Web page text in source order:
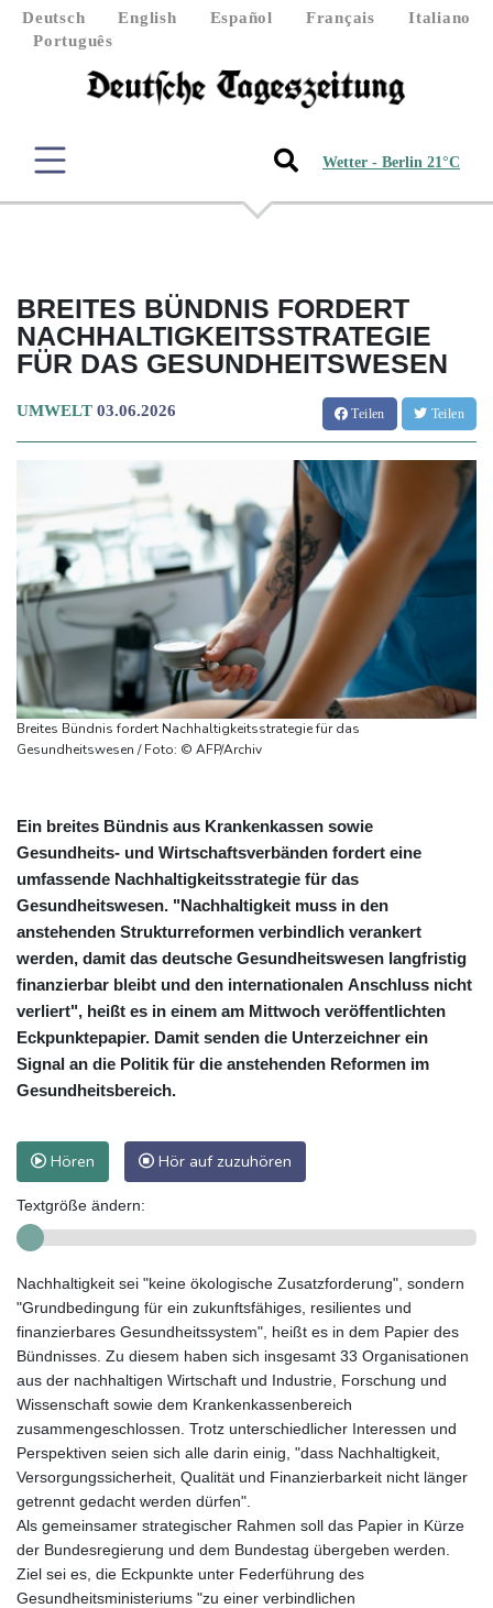
Deutsch English Español Français
Italiano
Português
Wetter - Berlin 21°C
BREITES BÜNDNIS FORDERT
NACHHALTIGKEITSSTRATEGIE
FÜR DAS GESUNDHEITSWESEN
UMWELT 03.06.2026 Teilen Teilen
Breites Bündnis fordert Nachhaltigkeitsstrategie für das
Gesundheitswesen / Foto: © AFP/Archiv
Ein breites Bündnis aus Krankenkassen sowie
Gesundheits- und Wirtschaftsverbänden fordert eine
umfassende Nachhaltigkeitsstrategie für das
Gesundheitswesen. "Nachhaltigkeit muss in den
anstehenden Strukturreformen verbindlich verankert
werden, damit das deutsche Gesundheitswesen langfristig
finanzierbar bleibt und den internationalen Anschluss nicht
verliert", heißt es in einem am Mittwoch veröffentlichten
Eckpunktepapier. Damit senden die Unterzeichner ein
Signal an die Politik für die anstehenden Reformen im
Gesundheitsbereich.
Hören Hör auf zuzuhören
Textgröße ändern:
Nachhaltigkeit sei "keine ökologische Zusatzforderung", sondern
"Grundbedingung für ein zukunftsfähiges, resilientes und
finanzierbares Gesundheitssystem", heißt es in dem Papier des
Bündnisses. Zu diesem haben sich insgesamt 33 Organisationen
aus der nachhaltigen Wirtschaft und Industrie, Forschung und
Wissenschaft sowie dem Krankenkassenbereich
zusammengeschlossen. Trotz unterschiedlicher Interessen und
Perspektiven seien sich alle darin einig, "dass Nachhaltigkeit,
Versorgungssicherheit, Qualität und Finanzierbarkeit nicht länger
getrennt gedacht werden dürfen".
Als gemeinsamer strategischer Rahmen soll das Papier in Kürze
der Bundesregierung und dem Bundestag übergeben werden.
Ziel sei es, die Eckpunkte unter Federführung des
Gesundheitsministeriums "zu einer verbindlichen